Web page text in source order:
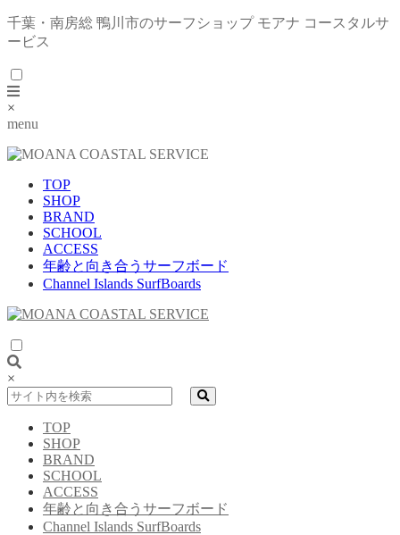
千葉・南房総 鴨川市のサーフショップ モアナ コースタルサ
ービス
×
menu
TOP
SHOP
BRAND
SCHOOL
ACCESS
年齢と向き合うサーフボード
Channel Islands SurfBoards
×
TOP
SHOP
BRAND
SCHOOL
ACCESS
年齢と向き合うサーフボード
Channel Islands SurfBoards